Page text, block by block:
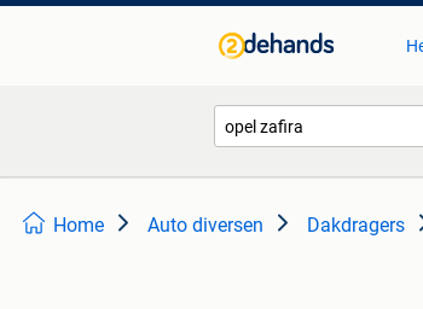
Home Auto diversen Dakdragers